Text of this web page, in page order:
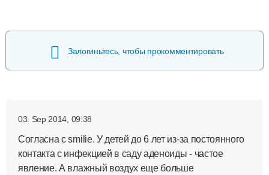
Залогиньтесь, чтобы прокомментировать
03. Sep 2014, 09:38
Согласна с smilie. У детей до 6 лет из-за постоянного
контакта с инфекцией в саду аденоиды - частое
явление. А влажный воздух еще больше